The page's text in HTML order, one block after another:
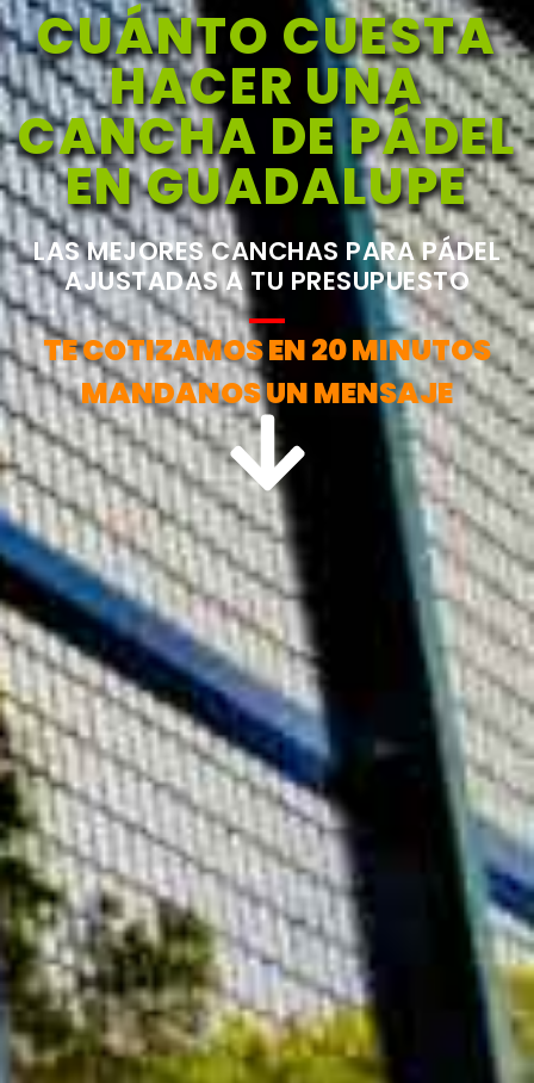
CUÁNTO CUESTA
HACER UNA
CANCHA DE PÁDEL
EN GUADALUPE
LAS MEJORES CANCHAS PARA PÁDEL
AJUSTADAS A TU PRESUPUESTO
TE COTIZAMOS EN 20 MINUTOS
MANDANOS UN MENSAJE